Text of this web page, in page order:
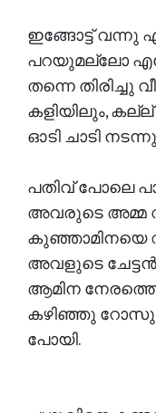
ഇങ്ങോട്ട്‌ വന്നു
പറയുമല്ലോ
തന്നെ തിരിച്ചു
കളിയിലും,
ഓടി ചാടി
പതിവ് പോലെ
അവരുടെ അമ്മ
കുഞ്ഞാമിനയെ
അവളുടെ
ആമിന
കഴിഞ്ഞു
പോയി.